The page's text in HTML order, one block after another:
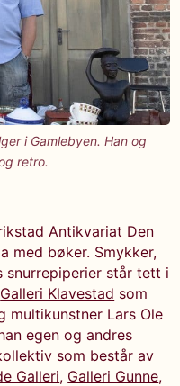
i Gamlebyen. Han og
retro.
Antikvariat Den
med bøker. Smykker,
snurrepiperier står tett i
Galleri Klavestad som
multikunstner Lars Ole
egen og andres
som består av
Galleri, Galleri Gunne,